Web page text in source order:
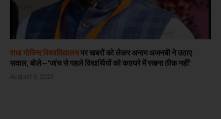
राधा गोविन्द विश्वविद्यालयपर खबरों को लेकर अनाम अजनबी ने उठाए
सवाल, बोले—‘जांच से पहले विद्यार्थियों को कठघरे में रखना ठीक नहीं’
August 9, 2026